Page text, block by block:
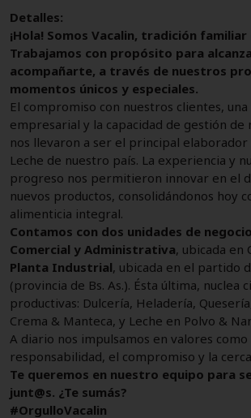
Detalles:
¡Hola! Somos Vacalin, tradición familiar
Trabajamos con propósito para
acompañarte, a través de nuestros
momentos únicos y especiales.
El compromiso con nuestros clientes,
empresarial y la capacidad de gestión de
nos llevaron a ser el principal elaborador
Leche de nuestro país. La experiencia y
progreso nos permitieron innovar en el
nuevos productos, consolidándonos hoy
alimenticia integral.
Contamos con dos unidades de
Comercial y Administrativa, ubicada en
Planta Industrial, ubicada en el partido
(provincia de Bs. As.). Ésta última, nuclea
productivas: Dulcería, Heladería,
Crema & Manteca, y Leche en Polvo &
A diario nos impulsamos en valores como
responsabilidad, el compromiso y la
Te queremos en nuestro equipo para
junt@s. ¿Te sumás?
#OrgulloVacalin